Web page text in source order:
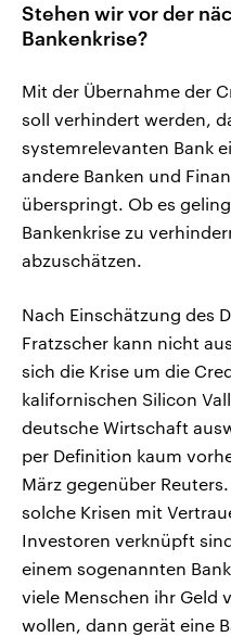
Stehen wir vor der
Bankenkrise?
Mit der Übernahme der
soll verhindert werden,
systemrelevanten Bank
andere Banken und
überspringt. Ob es
Bankenkrise zu
abzuschätzen.
Nach Einschätzung des
Fratzscher kann nicht
sich die Krise um die
kalifornischen Silicon
deutsche Wirtschaft
per Definition kaum
März gegenüber
solche Krisen mit
Investoren verknüpft
einem sogenannten
viele Menschen ihr Geld
wollen, dann gerät eine